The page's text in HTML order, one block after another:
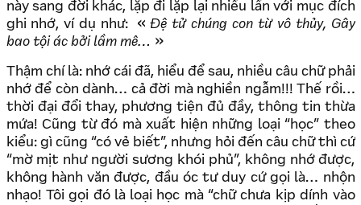
này sang đời khác, lặp đi lặp lại nhiều lần với mục đích
ghi nhớ, ví dụ như:
Đệ tử chúng con từ vô thủy, Gây
bao tội ác bởi lầm mê…
Thậm chí là: nhớ cái đã, hiểu để sau, nhiều câu chữ phải
nhớ để còn dành… cả đời mà nghiền ngẫm!!! Thế rồi…
thời đại đổi thay, phương tiện đủ đầy, thông tin thừa
mứa! Cũng từ đó mà xuất hiện những loại “học” theo
kiểu: gì cũng “có vẻ biết”, nhưng hỏi đến câu chữ thì cứ
“mờ mịt như người sương khói phủ”, không nhớ được,
không hành văn được, đầu óc tư duy cứ gọi là… nhộn
nhạo! Tôi gọi đó là loại học mà “chữ chưa kịp dính vào